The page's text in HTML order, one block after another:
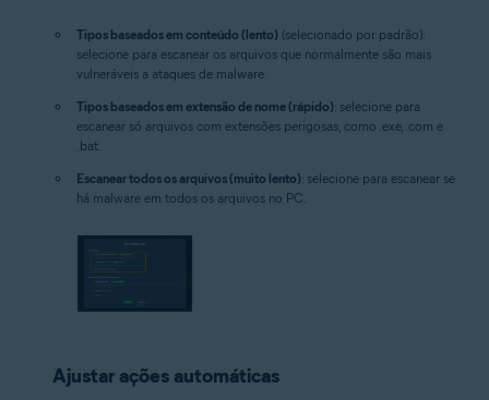
Tipos baseados em conteúdo (lento) (selecionado por padrão):
selecione para escanear os arquivos que normalmente são mais
vulneráveis a ataques de malware.
Tipos baseados em extensão de nome (rápido): selecione para
escanear só arquivos com extensões perigosas, como .exe, .com e
.bat.
Escanear todos os arquivos (muito lento): selecione para escanear se
há malware em todos os arquivos no PC.
Ajustar ações automáticas